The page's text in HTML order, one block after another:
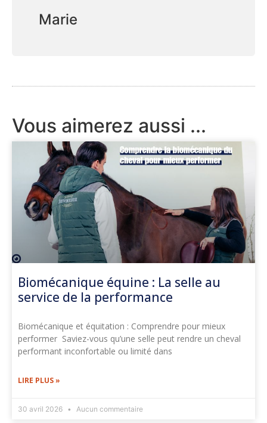
Marie
Vous aimerez aussi ...
Biomécanique équine : La selle au
service de la performance
Biomécanique et équitation : Comprendre pour mieux
performer Saviez-vous qu’une selle peut rendre un cheval
performant inconfortable ou limité dans
LIRE PLUS »
30 avril 2026 Aucun commentaire